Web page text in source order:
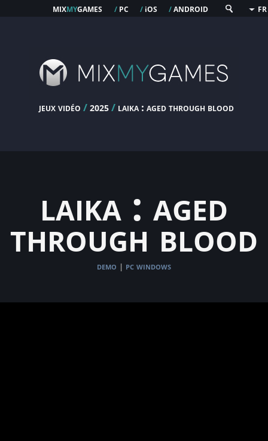
mixmygames / pc / ios /android FR
jeux vidéo / 2025 / laika : aged through blood
laika : aged
through blood
demo | pc windows